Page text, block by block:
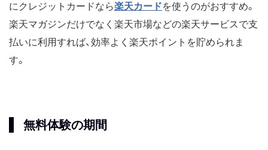
にクレジットカードなら楽天カードを使うのがおすすめ。
楽天マガジンだけでなく楽天市場などの楽天サービスで支
払いに利用すれば、効率よく楽天ポイントを貯められま
す。
無料体験の期間